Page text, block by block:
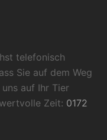
telefonisch
Sie auf dem Weg
auf Ihr Tier
Zeit: 0172